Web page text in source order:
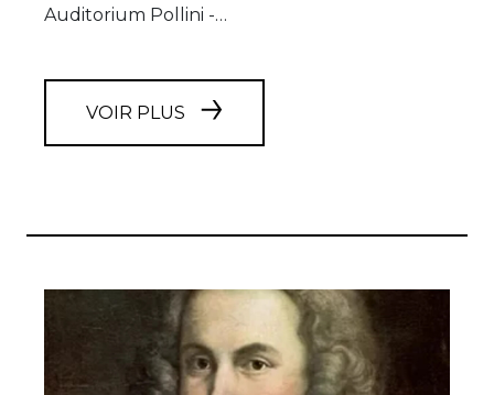
Auditorium Pollini -…
VOIR PLUS